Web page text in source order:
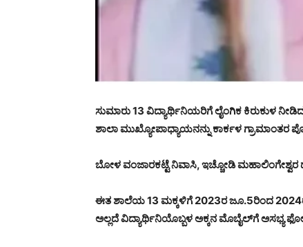
ಸುಮಾರು 13 ವಿದ್ಯಾರ್ಥಿನಿಯರಿಗೆ ಲೈಂಗಿಕ ಕಿರುಕುಳ
ಶಾಲಾ ಮುಖ್ಯೋಪಾಧ್ಯಾಯನನ್ನು ಕಾರ್ಕಳ ಗ್ರಾಮಾಂತರ
ಬೋಳ ವಂಜಾರಕಟ್ಟೆ ನಿವಾಸಿ, ಇಚ್ಚೋಡಿ
ಈತ ಶಾಲೆಯ 13 ಮಕ್ಕಳಿಗೆ 2023ರ ಜೂ.5ರಿಂದ 2024ರ
ಅಲ್ಲದೆ ವಿದ್ಯಾರ್ಥಿನಿಯೊಬ್ಬಳ ಅಕ್ಕನ ಮೊಬೈಲ್‌ಗೆ ಅಸಭ್ಯ